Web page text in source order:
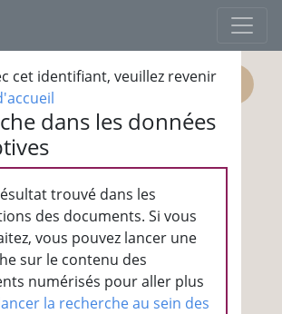
cet identifiant, veuillez revenir
dans les données
trouvé dans les
des documents. Si vous
vous pouvez lancer une
sur le contenu des
numérisés pour aller plus
la recherche au sein des